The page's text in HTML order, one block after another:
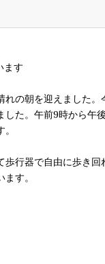
ます
れの朝を迎えました。
た。午前9時から午
歩行器で自由に歩き回
す。